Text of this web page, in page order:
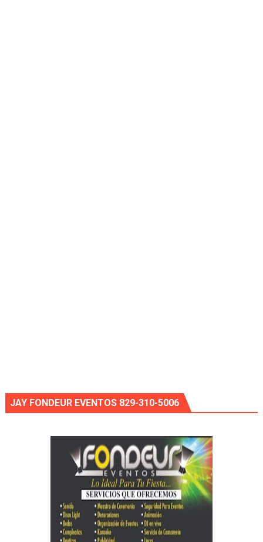
JAY FONDEUR EVENTOS 829-310-5006